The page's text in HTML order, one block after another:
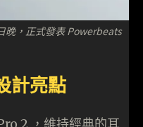
晚，正式發表 Powerbeats
計亮點